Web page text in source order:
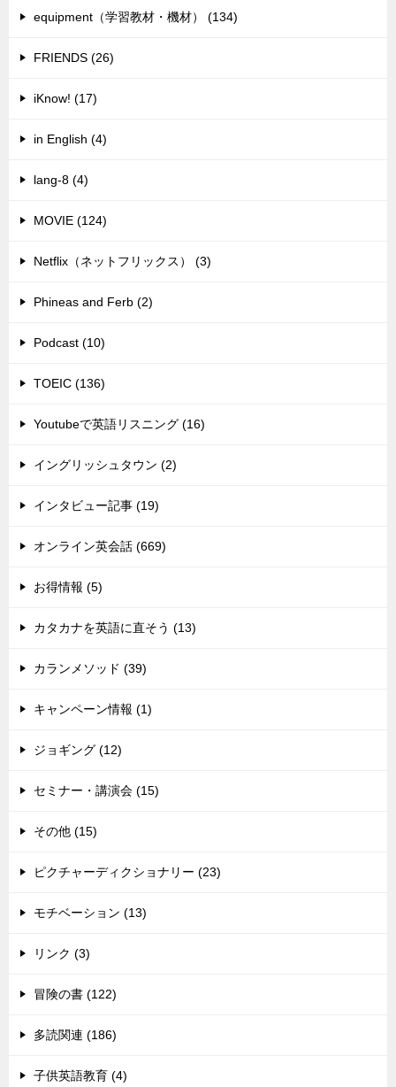
equipment（学習教材・機材） (134)
FRIENDS (26)
iKnow! (17)
in English (4)
lang-8 (4)
MOVIE (124)
Netflix（ネットフリックス） (3)
Phineas and Ferb (2)
Podcast (10)
TOEIC (136)
Youtubeで英語リスニング (16)
イングリッシュタウン (2)
インタビュー記事 (19)
オンライン英会話 (669)
お得情報 (5)
カタカナを英語に直そう (13)
カランメソッド (39)
キャンペーン情報 (1)
ジョギング (12)
セミナー・講演会 (15)
その他 (15)
ピクチャーディクショナリー (23)
モチベーション (13)
リンク (3)
冒険の書 (122)
多読関連 (186)
子供英語教育 (4)